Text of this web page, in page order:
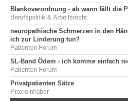
Blankoverordnung - ab wann fällt die
Berufspolitik & Arbeitsrecht
neuropathische Schmerzen in den
ich zur Linderung tun?
Patienten-Forum
SL-Band Ödem - ich komme einfach
Patienten-Forum
Privatpatienten Sätze
Praxisinhaber